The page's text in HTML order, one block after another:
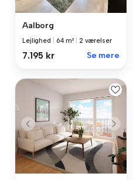
Aalborg
Lejlighed 64 m² 2 værelser
7.195 kr Se mere